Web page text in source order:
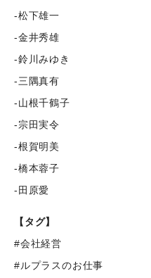
-松下雄一
-金井秀雄
-鈴川みゆき
-三隅真有
-山根千鶴子
-宗田実令
-根賀明美
-橋本蓉子
-田原愛
【タグ】
#会社経営
#ルプラスのお仕事